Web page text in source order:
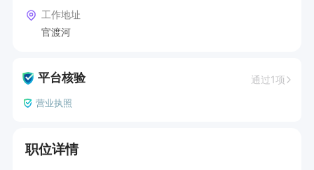
工作地址
官渡河
平台核验 通过1项
营业执照
职位详情